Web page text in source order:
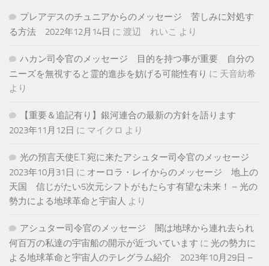
プレアデスのチュニアからのメッセージ 苦しみに対処す
る方法 2022年12月14日 に 渡辺 れいこ より
ハカン司令官のメッセージ 目的を持つ事が重要 自分の
ニーズを無視すると霊的進歩を妨げる可能性有り に 天音紡希
より
【重要＆追記有り】銀河連合の最新の方針を語ります
2023年11月12日 に マイクロ より
光の預言天使E.T.宛に来たアシュター司令官のメッセージ
2023年10月31日 に オーロラ・レイからのメッセージ 地上の
天国 信じがたい5次元シフトがもたらす有望な未来！ – 光の
勢力による地球革命と宇宙人 より
アシュター司令官のメッセージ 闇は地球から連れ去られ
何百万の私達の宇宙船の開示が近づいています に 光の勢力に
よる地球革命と宇宙人のテレグラム紹介 2023年10月29日 –